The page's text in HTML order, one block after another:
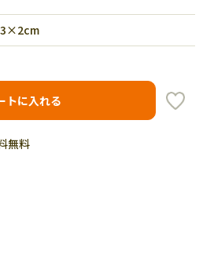
トに入れる
無料